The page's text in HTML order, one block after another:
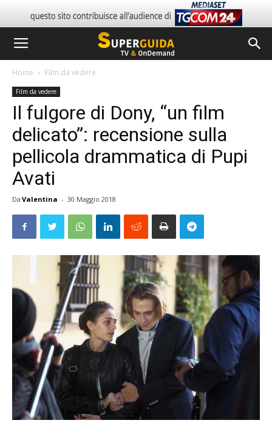
Home Film da vedere
Film da vedere
Il fulgore di Dony, “un film
delicato”: recensione sulla
pellicola drammatica di Pupi
Avati
Da Valentina - 30 Maggio 2018